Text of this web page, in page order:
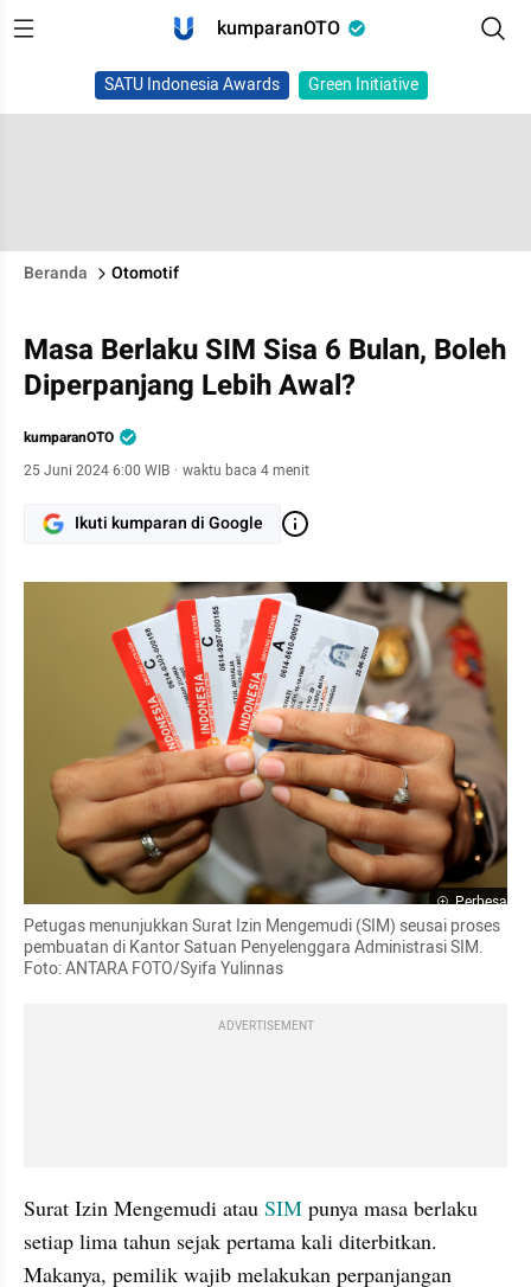
kumparanOTO
SATU Indonesia Awards Green Initiative
Beranda Otomotif
Masa Berlaku SIM Sisa 6 Bulan, Boleh
Diperpanjang Lebih Awal?
kumparanOTO
25 Juni 2024 6:00 WIB · waktu baca 4 menit
Ikuti kumparan di Google
Perbesar
Petugas menunjukkan Surat Izin Mengemudi (SIM) seusai proses
pembuatan di Kantor Satuan Penyelenggara Administrasi SIM.
Foto: ANTARA FOTO/Syifa Yulinnas
ADVERTISEMENT
Surat Izin Mengemudi atau SIM punya masa berlaku
setiap lima tahun sejak pertama kali diterbitkan.
Makanya, pemilik wajib melakukan perpanjangan